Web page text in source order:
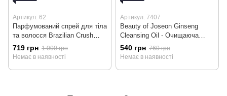
Артикул: 62
Парфумований спрей для тіла
та волосся Brazilian Crush
Cheirosa 62 Perfume Mist 90ml
719 грн 1 000 грн
Немає в наявності
Артикул: 7407
Beauty of Joseon Ginseng
Cleansing Oil - Очищаюча
гідрофільна олія з
женьшенем, 210мл
540 грн 760 грн
Немає в наявності